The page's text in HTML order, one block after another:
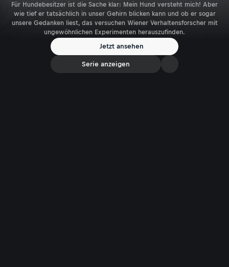
Für Hundebesitzer ist die Sache klar: Mein Hund versteht mich! Aber
wie tief er tatsächlich in unser Gehirn blicken kann und ob er sogar
unsere Gedanken liest, das versuchen Wiener Verhaltensforscher mit
ungewöhnlichen Experimenten herauszufinden.
Jetzt ansehen
Serie anzeigen